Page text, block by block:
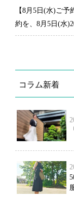
【8月5日(水)ご
約を、8月5日(水
コラム新着